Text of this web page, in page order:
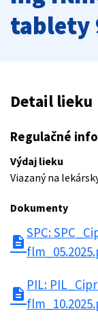
tablety
Detail lieku
Regulačné
Výdaj lieku
Viazaný na
Dokumenty
description
SPC:
description
PIL: